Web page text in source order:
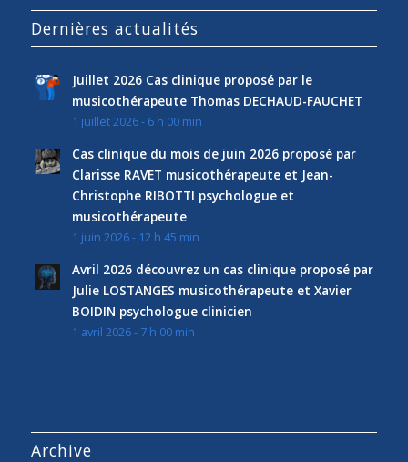
Dernières actualités
Juillet 2026 Cas clinique proposé par le
musicothérapeute Thomas DECHAUD-FAUCHET
1 juillet 2026 - 6 h 00 min
Cas clinique du mois de juin 2026 proposé par
Clarisse RAVET musicothérapeute et Jean-
Christophe RIBOTTI psychologue et
musicothérapeute
1 juin 2026 - 12 h 45 min
Avril 2026 découvrez un cas clinique proposé par
Julie LOSTANGES musicothérapeute et Xavier
BOIDIN psychologue clinicien
1 avril 2026 - 7 h 00 min
Archive